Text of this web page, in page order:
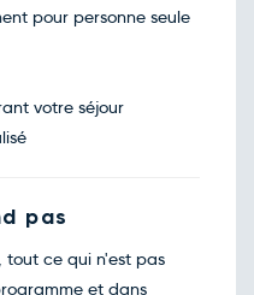
pour personne seule
votre séjour
pas
ce qui n'est pas
et dans